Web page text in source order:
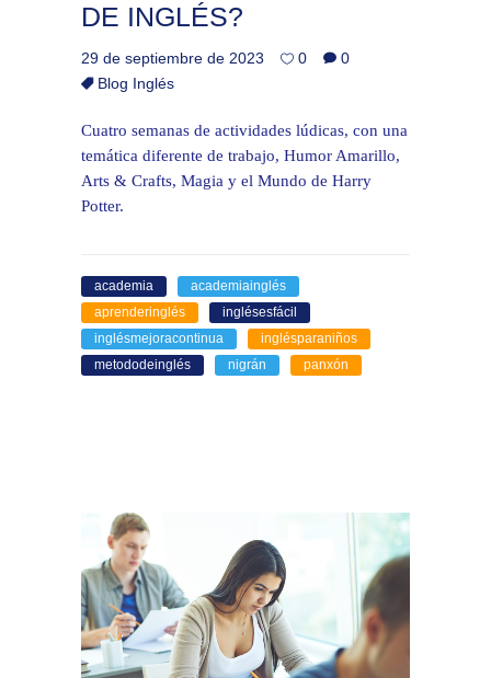
DE INGLÉS?
29 de septiembre de 2023 0
0
Blog Inglés
Cuatro semanas de actividades lúdicas, con una
temática diferente de trabajo, Humor Amarillo,
Arts & Crafts, Magia y el Mundo de Harry
Potter.
academia
academiainglés
aprenderinglés
inglésesfácil
inglésmejoracontinua
inglésparaniños
metododeinglés
nigrán panxón